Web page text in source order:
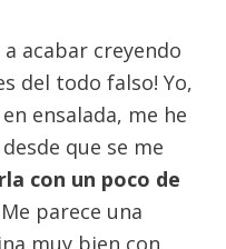
acabar creyendo
del todo falso! Yo,
ensalada, me he
que se me
con un poco de
parece una